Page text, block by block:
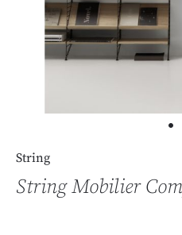
beginning
String
String Mobilier